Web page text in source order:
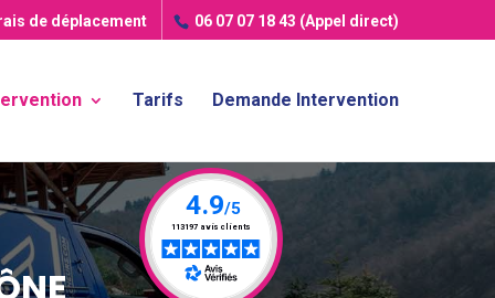
de déplacement 06 07 07 18 43 (Appel direct)
Tarifs Demande Intervention